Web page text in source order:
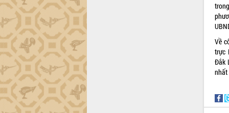
Về
trực
Đắk
nhất